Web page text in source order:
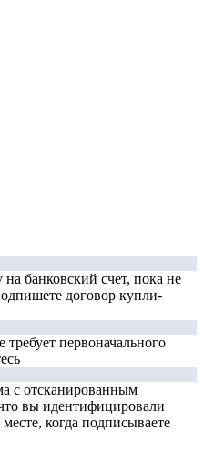
банковский счет, пока не
договор купли-
первоначального
с отсканированным
вы идентифицировали
когда подписываете